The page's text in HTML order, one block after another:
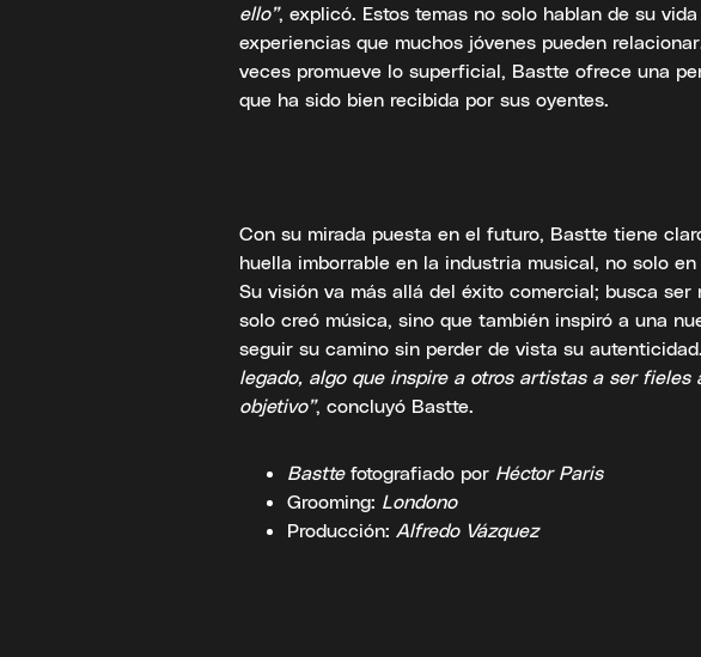
ello”, explicó. Estos temas no solo hablan de su
experiencias que muchos jóvenes pueden
veces promueve lo superficial, Bastte ofrece una
que ha sido bien recibida por sus oyentes.
Con su mirada puesta en el futuro, Bastte tiene
huella imborrable en la industria musical, no solo
Su visión va más allá del éxito comercial; busca
solo creó música, sino que también inspiró a una
seguir su camino sin perder de vista su autenticidad.
legado, algo que inspire a otros artistas a ser fieles
objetivo”, concluyó Bastte.
Basttefotografiado por Héctor Paris
Grooming: Londono
Producción: Alfredo Vázquez